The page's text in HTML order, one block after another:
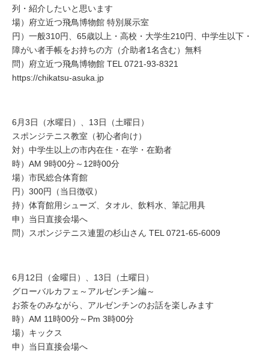
列・紹介したいと思います
場）府立近つ飛鳥博物館 特別展示室
円）一般310円、65歳以上・高校・大学生210円、中学生以下・
障がい者手帳をお持ちの方（介助者1名含む）無料
問）府立近つ飛鳥博物館 TEL 0721-93-8321
https://chikatsu-asuka.jp
6月3日（水曜日）、13日（土曜日）
スポンジテニス教室（初心者向け）
対）中学生以上の市内在住・在学・在勤者
時）AM 9時00分～12時00分
場）市民総合体育館
円）300円（当日徴収）
持）体育館用シューズ、タオル、飲料水、筆記用具
申）当日直接会場へ
問）スポンジテニス連盟の杉山さん TEL 0721-65-6009
6月12日（金曜日）、13日（土曜日）
グローバルカフェ～アルゼンチン編～
お茶をのみながら、アルゼンチンのお話を楽しみます
時）AM 11時00分～Pm 3時00分
場）キックス
申）当日直接会場へ